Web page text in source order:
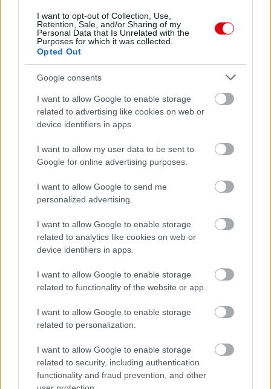
I want to opt-out of Collection, Use,
Retention, Sale, and/or Sharing of my
Personal Data that Is Unrelated with the
Purposes for which it was collected.
Opted Out
Google consents
I want to allow Google to enable storage
related to advertising like cookies on web or
device identifiers in apps.
I want to allow my user data to be sent to
Google for online advertising purposes.
I want to allow Google to send me
personalized advertising.
I want to allow Google to enable storage
related to analytics like cookies on web or
device identifiers in apps.
I want to allow Google to enable storage
related to functionality of the website or app.
I want to allow Google to enable storage
related to personalization.
I want to allow Google to enable storage
related to security, including authentication
functionality and fraud prevention, and other
Meccs Center
Paris Saint-Germain
Manchester United
Felkészülési szezon 4. mérkőzés
Nya Ullevi, Göteborg
Leeds Unitedvs Manchester United2026-08-12 20:30
ELŐZŐ MÉRKŐZÉSEK
Támogatás
Támogasd adományoddal